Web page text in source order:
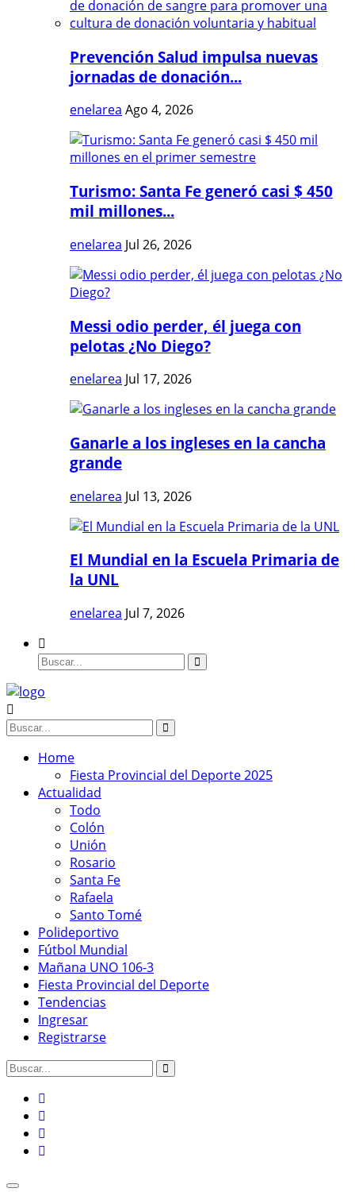
Prevención Salud impulsa nuevas
jornadas de donación...
enelarea Ago 4, 2026
Turismo: Santa Fe generó casi $ 450
mil millones...
enelarea Jul 26, 2026
Messi odio perder, él juega con
pelotas ¿No Diego?
enelarea Jul 17, 2026
Ganarle a los ingleses en la cancha
grande
enelarea Jul 13, 2026
El Mundial en la Escuela Primaria de
la UNL
enelarea Jul 7, 2026
Home
Fiesta Provincial del Deporte 2025
Actualidad
Todo
Colón
Unión
Rosario
Santa Fe
Rafaela
Santo Tomé
Polideportivo
Fútbol Mundial
Mañana UNO 106-3
Fiesta Provincial del Deporte
Tendencias
Ingresar
Registrarse